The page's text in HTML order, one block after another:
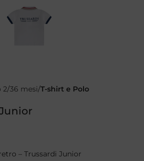
2/36 mesi T-shirt e Polo
– Trussardi Junior